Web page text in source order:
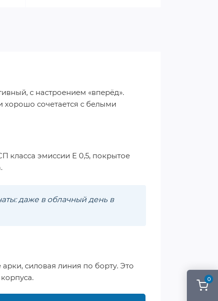
0
с настроением «вперёд».
хорошо сочетается с белыми
класса эмиссии Е 0,5, покрытое
даже в облачный день в
силовая линия по борту. Это